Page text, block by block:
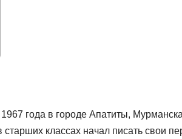
года в городе Апатиты,
классах начал писать свои